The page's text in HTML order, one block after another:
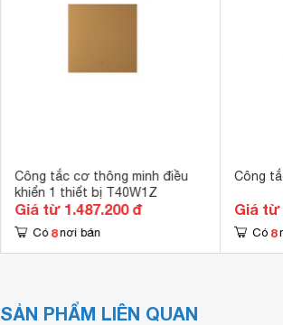
Công tắc cơ thông minh điều
khiển 1 thiết bị T40W1Z
Giá từ 1.487.200 đ
Có 8 nơi bán
Công
Giá từ
Có 8
SẢN PHẨM LIÊN QUAN